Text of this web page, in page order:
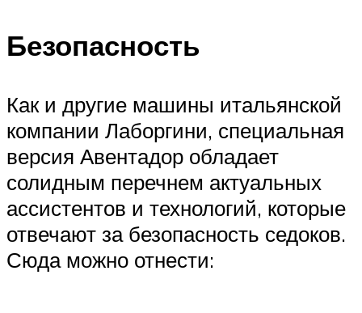
Безопасность
Как и другие машины итальянской
компании Лаборгини, специальная
версия Авентадор обладает
солидным перечнем актуальных
ассистентов и технологий, которые
отвечают за безопасность седоков.
Сюда можно отнести: